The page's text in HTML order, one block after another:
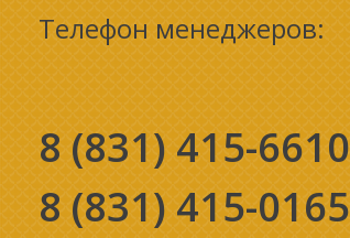
Телефон менеджеров:
8 (831) 415-6610
8 (831) 415-0165